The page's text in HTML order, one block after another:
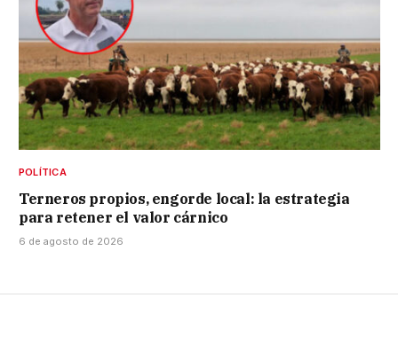
POLÍTICA
Terneros propios, engorde local: la estrategia
para retener el valor cárnico
6 de agosto de 2026